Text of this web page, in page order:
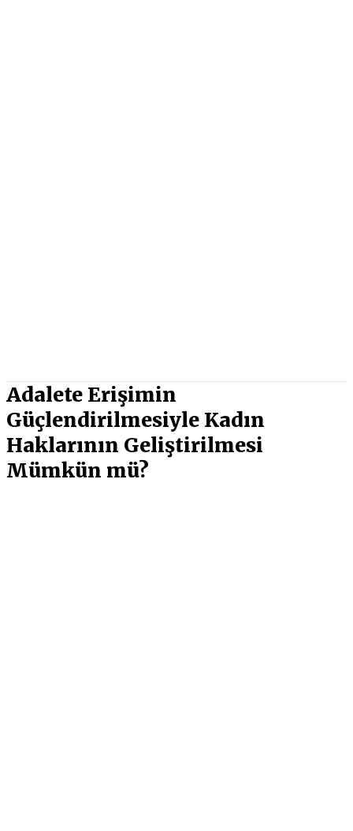
Adalete Erişimin
Güçlendirilmesiyle Kadın
Haklarının Geliştirilmesi
Mümkün mü?